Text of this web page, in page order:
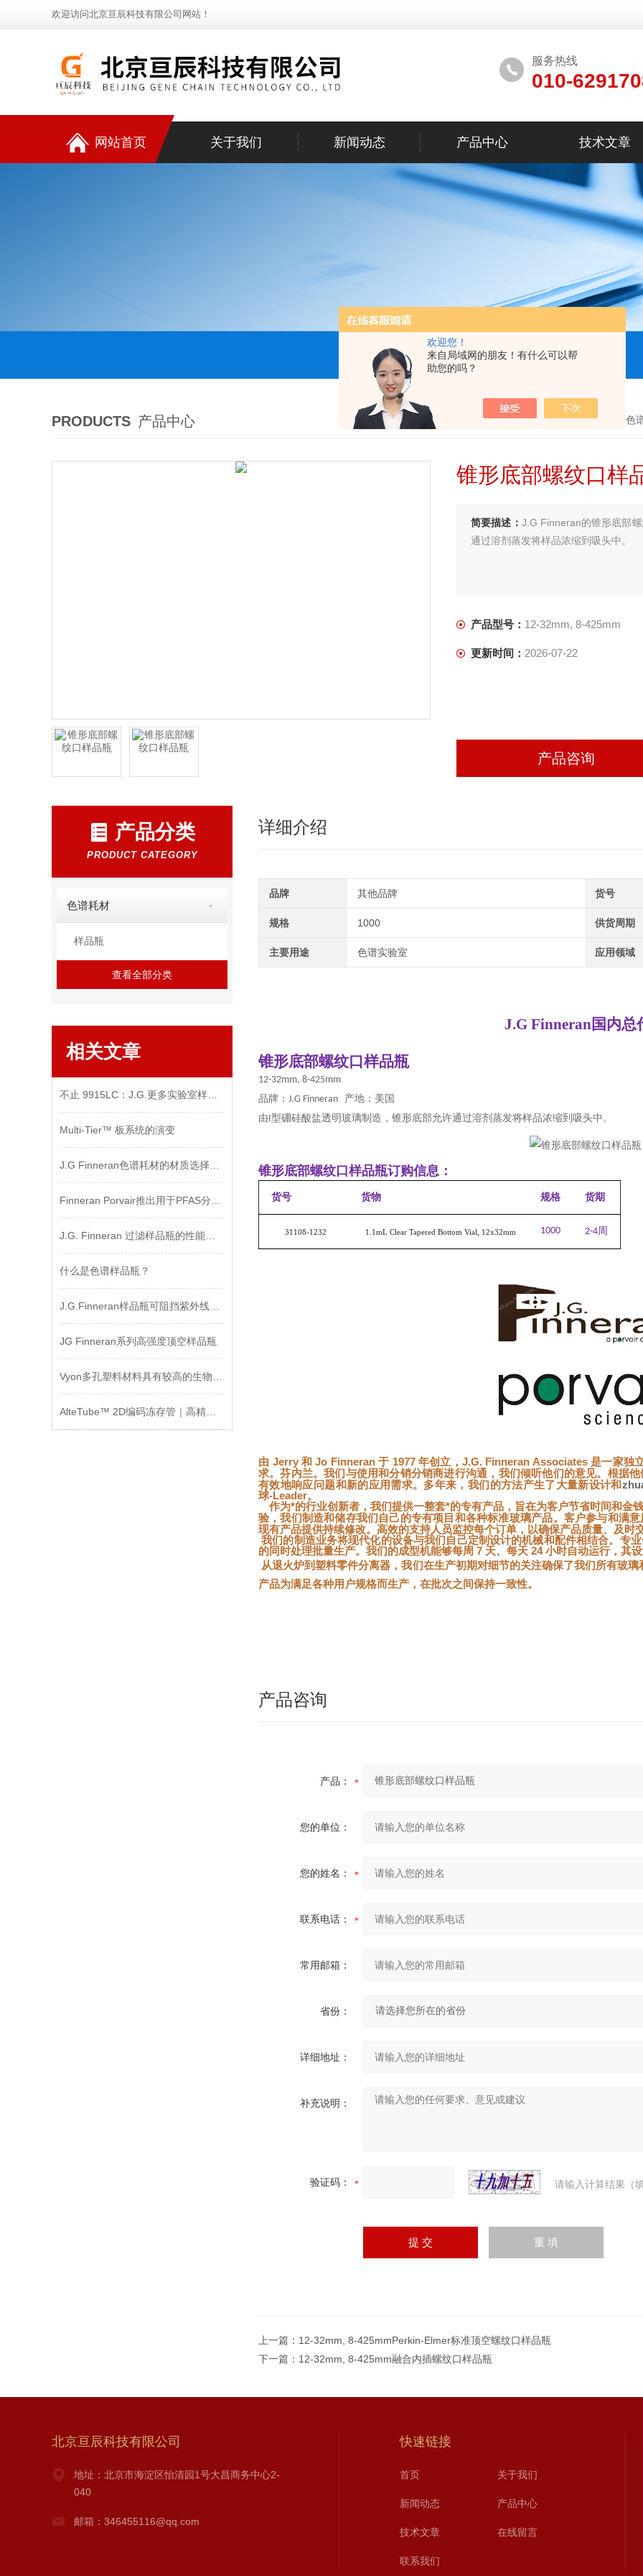
欢迎您！
来自局域网的朋友！有什么可以帮
助您的吗？
欢迎访问北京亘辰科技有限公司网站！
服务热线
010-
网站首页 关于我们 新闻动态 产品中心 技术文章
PRODUCTS 产品中心 首页>产品中心 色
锥形底部螺纹口样
简要描述： J.G Finneran的锥形底部
通过溶剂蒸发将样品浓缩到吸头中。
产品型号： 12-32mm, 8-425mm
更新时间： 2026-07-22
产品咨询
产品分类
PRODUCT CATEGORY
色谱耗材
样品瓶
查看全部分类
相关文章
Multi-Tier™ 板系统的演变
什么是色谱样品瓶？
JG Finneran系列高强度顶空样品瓶
详细介绍
品牌 其他品牌 货号
规格 1000 供货周期
主要用途 色谱实验室 应用领域
J.G Finneran国内总
锥形底部螺纹口样品瓶
12-32mm, 8-425mm
品牌： J.G Finneran 产地：美国
由I型硼硅酸盐透明玻璃制造，锥形底部允许通过溶剂蒸发将样品浓缩到吸头中。
锥形底部螺纹口 样品瓶订购信息：
货号 货物 规格 货期
31108-1232 1.1mL Clear Tapered Bottom Vial, 12x32mm 1000 2-4周
由 Jerry 和 Jo Finneran 于 1977 年创立，J.G. Finneran Associates 是一家独
求。芬内兰。我们与使用和分销分销商进行沟通，我们倾听他们的意见。根据
有效地响应问题和新的应用需求。多年来，我们的方法产生了大量新设计和
球-Leader。
作为*的行业创新者，我们提供一整套*的专有产品，旨在为客户节省时间和金
验，我们制造和储存我们自己的专有项目和各种标准玻璃产品。客户参与和满
现有产品提供持续修改。高效的支持人员监控每个订单，以确保产品质量、及时
我们的制造业务将现代化的设备与我们自己定制设计的机械和配件相结合。专
的同时处理批量生产。我们的成型机能够每周 7 天、每天 24 小时自动运行，其
从退火炉到塑料零件分离器，我们在生产初期对细节的关注确保了我们所有玻璃
产品为满足各种用户规格而生产，在批次之间保持一致性。
产品咨询
产品：
您的单位：
您的姓名：
联系电话：
常用邮箱：
省份：
详细地址：
补充说明：
验证码： 请输入计算结果（
上一篇： 12-32mm, 8-425mmPerkin-Elmer标准顶空螺纹口样品瓶
下一篇： 12-32mm, 8-425mm融合内插螺纹口样品瓶
北京亘辰科技有限公司
地址：北京市海淀区怡清园1号大昌商务中心2-
040
邮箱：346455116@qq.com
快速链接
首页 关于我们
新闻动态 产品中心
技术文章 在线留言
联系我们